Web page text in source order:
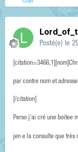
Citer
Posté(e) le
par contre nom et
[/citation]
Perso j'ai cré une boitee
jen e la consulte que très